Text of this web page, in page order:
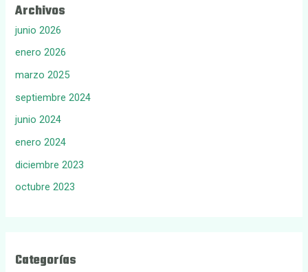
Archivos
junio 2026
enero 2026
marzo 2025
septiembre 2024
junio 2024
enero 2024
diciembre 2023
octubre 2023
Categorías